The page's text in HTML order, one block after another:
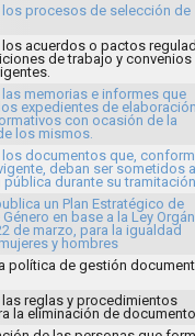
los procesos de selección de
acuerdos o pactos
de trabajo y convenios
memorias e informes que
expedientes de
con ocasión de la
los mismos.
documentos que,
deban ser sometidos a
durante su
un Plan Estratégico de
en base a la Ley
de marzo, para la igualdad
y hombres
política de gestión
reglas y procedimientos
la eliminación de